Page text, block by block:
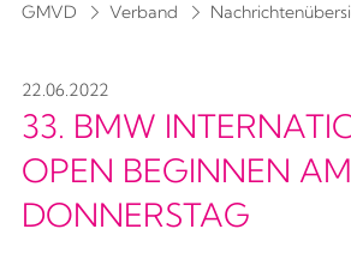
GMVD Verband
22.06.2022
33. BMW
OPEN BEGINNEN AM
DONNERSTAG